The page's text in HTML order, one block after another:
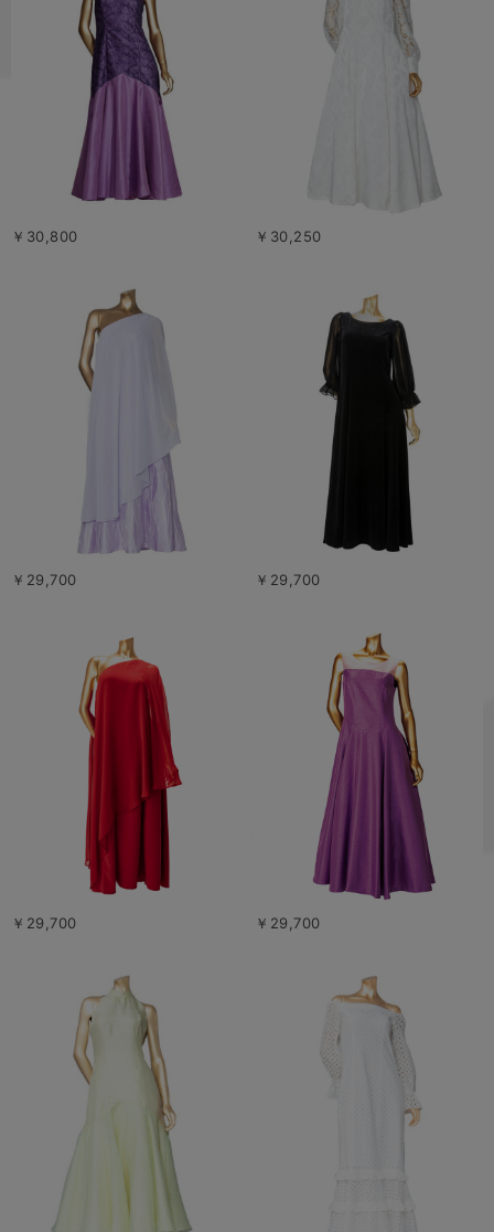
￥30,800 ￥30,250
￥29,700 ￥29,700
￥29,700 ￥29,700